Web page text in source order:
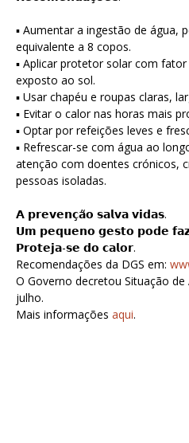
▪ Aumentar a ingestão de água,
equivalente a 8 copos.
▪ Aplicar protetor solar com
exposto ao sol.
▪ Usar chapéu e roupas claras,
▪ Evitar o calor nas horas mais
▪ Optar por refeições leves e
▪ Refrescar-se com água ao
atenção com doentes crónicos,
pessoas isoladas.
𝗔 𝗽𝗿𝗲𝘃𝗲𝗻𝗰̧𝗮̃𝗼 𝘀𝗮𝗹𝘃𝗮 𝘃𝗶𝗱𝗮𝘀.
𝗨𝗺 𝗽𝗲𝗾𝘂𝗲𝗻𝗼 𝗴𝗲𝘀𝘁𝗼 𝗽𝗼𝗱𝗲
𝗣𝗿𝗼𝘁𝗲𝗷𝗮-𝘀𝗲 𝗱𝗼 𝗰𝗮𝗹𝗼𝗿.
Recomendações da DGS em:
O Governo decretou Situação
julho.
Mais informações aqui.